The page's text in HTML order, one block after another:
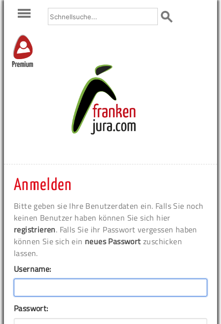
Premium
Anmelden
Bitte geben sie Ihre Benutzerdaten ein. Falls Sie noch
keinen Benutzer haben können Sie sich hier
registrieren. Falls Sie ihr Passwort vergessen haben
können Sie sich ein neues Passwort zuschicken
lassen.
Username:
Passwort: